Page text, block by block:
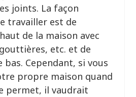
joints. La façon
travailler est de
de la maison avec
etc. et de
Cependant, si vous
propre maison quand
permet, il vaudrait